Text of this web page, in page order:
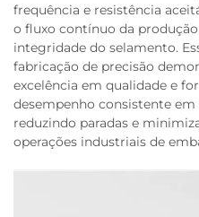
frequência e resistência
o fluxo contínuo da
integridade do selamento.
fabricação de precisão
excelência em qualidade e
desempenho consistente
reduzindo paradas e
operações industriais de